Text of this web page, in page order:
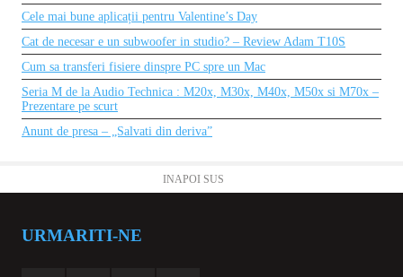
Cele mai bune aplicații pentru Valentine’s Day
Cat de necesar e un subwoofer in studio? – Review Adam T10S
Cum sa transferi fisiere dinspre PC spre un Mac
Seria M de la Audio Technica : M20x, M30x, M40x, M50x si M70x –
Prezentare pe scurt
Anunt de presa – „Salvati din deriva”
INAPOI SUS
URMARITI-NE